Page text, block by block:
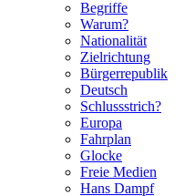
Begriffe
Warum?
Nationalität
Zielrichtung
Bürgerrepublik
Deutsch
Schlussstrich?
Europa
Fahrplan
Glocke
Freie Medien
Hans Dampf